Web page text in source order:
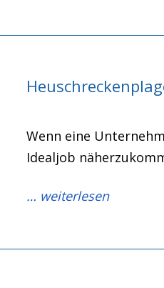
Wenn eine
Idealjob
… weiterlesen